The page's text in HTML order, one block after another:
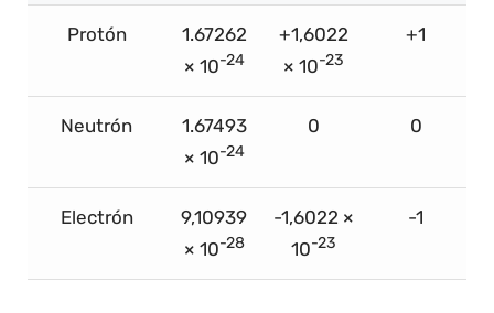
Protón
1.67262
× 10-24
+1,6022
× 10-23
+1
Neutrón
1.67493
× 10-24
0 0
Electrón
9,10939
× 10-28
-1,6022 ×
10-23
-1